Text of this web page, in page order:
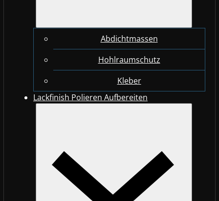
Abdichtmassen
Hohlraumschutz
Kleber
Lackfinish Polieren Aufbereiten